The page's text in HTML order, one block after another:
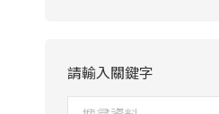
請輸入關鍵字